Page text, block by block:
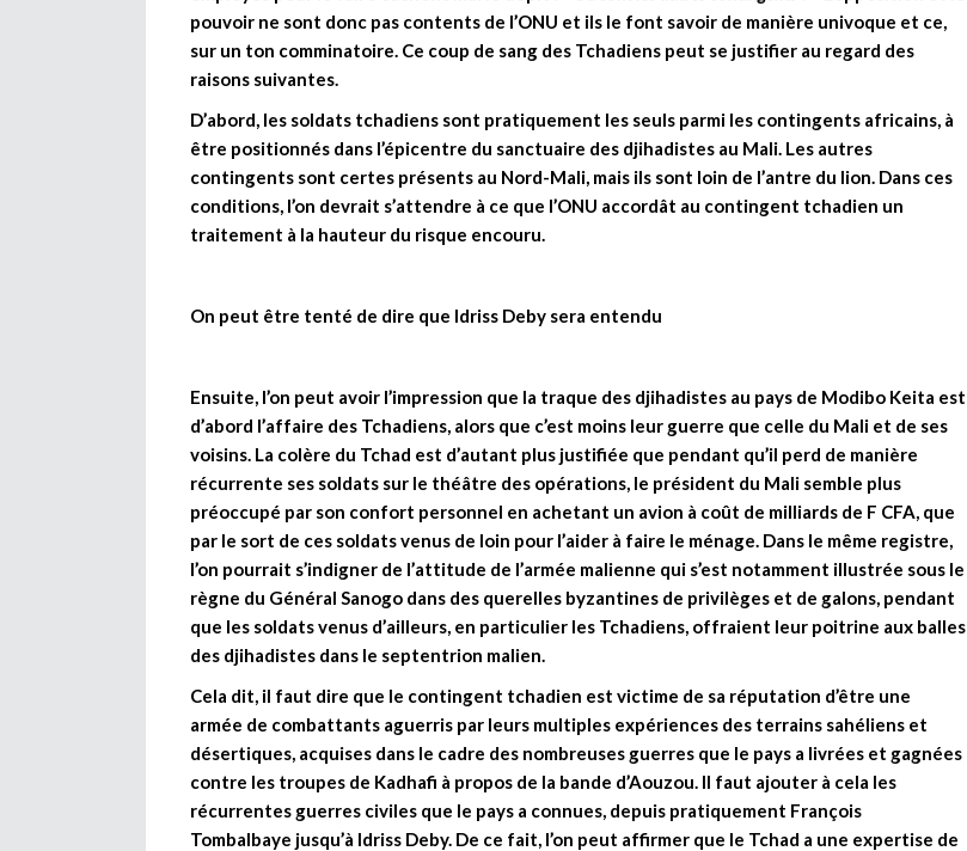
pouvoir ne sont donc pas contents de l’ONU et ils le font savoir de manière univoque et ce,
sur un ton comminatoire. Ce coup de sang des Tchadiens peut se justifier au regard des
raisons suivantes.
D’abord, les soldats tchadiens sont pratiquement les seuls parmi les contingents africains, à
être positionnés dans l’épicentre du sanctuaire des djihadistes au Mali. Les autres
contingents sont certes présents au Nord-Mali, mais ils sont loin de l’antre du lion. Dans ces
conditions, l’on devrait s’attendre à ce que l’ONU accordât au contingent tchadien un
traitement à la hauteur du risque encouru.
On peut être tenté de dire que Idriss Deby sera entendu
Ensuite, l’on peut avoir l’impression que la traque des djihadistes au pays de Modibo Keita est
d’abord l’affaire des Tchadiens, alors que c’est moins leur guerre que celle du Mali et de ses
voisins. La colère du Tchad est d’autant plus justifiée que pendant qu’il perd de manière
récurrente ses soldats sur le théâtre des opérations, le président du Mali semble plus
préoccupé par son confort personnel en achetant un avion à coût de milliards de F CFA, que
par le sort de ces soldats venus de loin pour l’aider à faire le ménage. Dans le même registre,
l’on pourrait s’indigner de l’attitude de l’armée malienne qui s’est notamment illustrée sous le
règne du Général Sanogo dans des querelles byzantines de privilèges et de galons, pendant
que les soldats venus d’ailleurs, en particulier les Tchadiens, offraient leur poitrine aux balles
des djihadistes dans le septentrion malien.
Cela dit, il faut dire que le contingent tchadien est victime de sa réputation d’être une
armée de combattants aguerris par leurs multiples expériences des terrains sahéliens et
désertiques, acquises dans le cadre des nombreuses guerres que le pays a livrées et gagnées
contre les troupes de Kadhafi à propos de la bande d’Aouzou. Il faut ajouter à cela les
récurrentes guerres civiles que le pays a connues, depuis pratiquement François
Tombalbaye jusqu’à Idriss Deby. De ce fait, l’on peut affirmer que le Tchad a une expertise de